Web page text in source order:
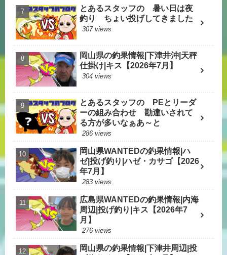
とあるスタッフの 暑い日は夜
釣り ちょい投げしてきました
307 views
岡山県の釣果情報|下津井沖|天秤
仕掛け|キス【2026年7月】
304 views
とあるスタッフの PEとリーダ
ーの組み合わせ 勘違いされて
る方が多いなぁあ～と
286 views
岡山県WANTEDの釣果情報|ハ
ゼ|投げ釣り|ハゼ・カサゴ【2026
年7月】
283 views
広島県WANTEDの釣果情報|内海
周辺|投げ釣り|キス【2026年7
月】
276 views
岡山県の釣果情報|下津井周辺|投